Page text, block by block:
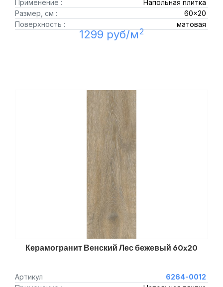
Применение :
Напольная плитка
Размер, см :
60x20
Поверхность :
матовая
1299 руб/м2
Керамогранит Венский Лес бежевый 60x20
Артикул
6264-0012